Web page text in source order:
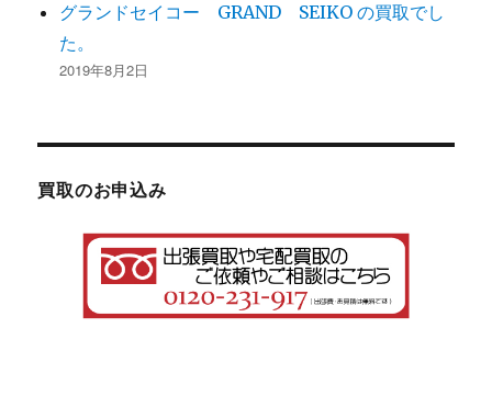
グランドセイコー GRAND SEIKO の買取でし
た。
2019年8月2日
買取のお申込み